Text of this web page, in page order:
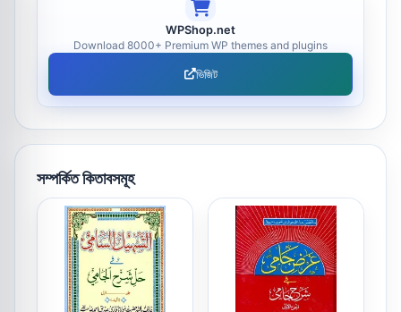
WPShop.net
Download 8000+ Premium WP themes and plugins
ভিজিট
সম্পর্কিত কিতাবসমূহ